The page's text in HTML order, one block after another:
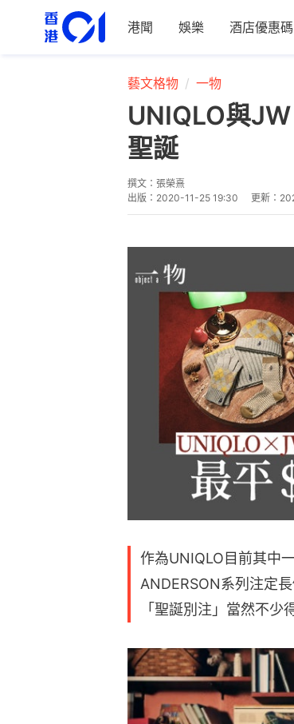
港聞 娛樂 酒店優惠碼
藝文格物 一物
UNIQLO與
聖誕
撰文： 張榮熹
出版： 2020-11-25 19:30 更新：
作為UNIQLO目前其中
ANDERSON系列注定
「聖誕別注」當然不少